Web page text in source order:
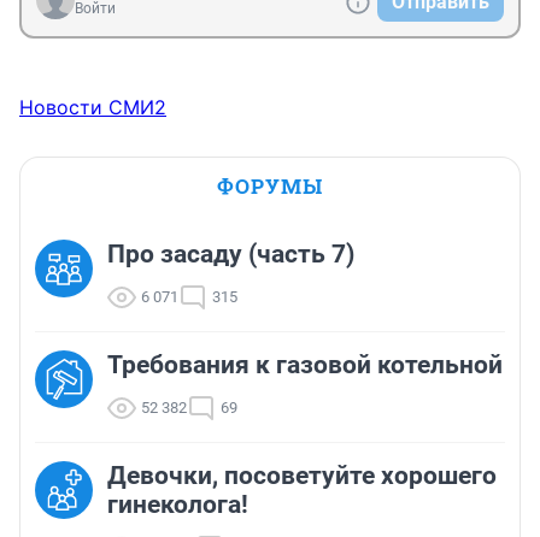
Войти
Новости СМИ2
ФОРУМЫ
Про засаду (часть 7)
6 071 315
Требования к газовой котельной
52 382 69
Девочки, посоветуйте хорошего
гинеколога!